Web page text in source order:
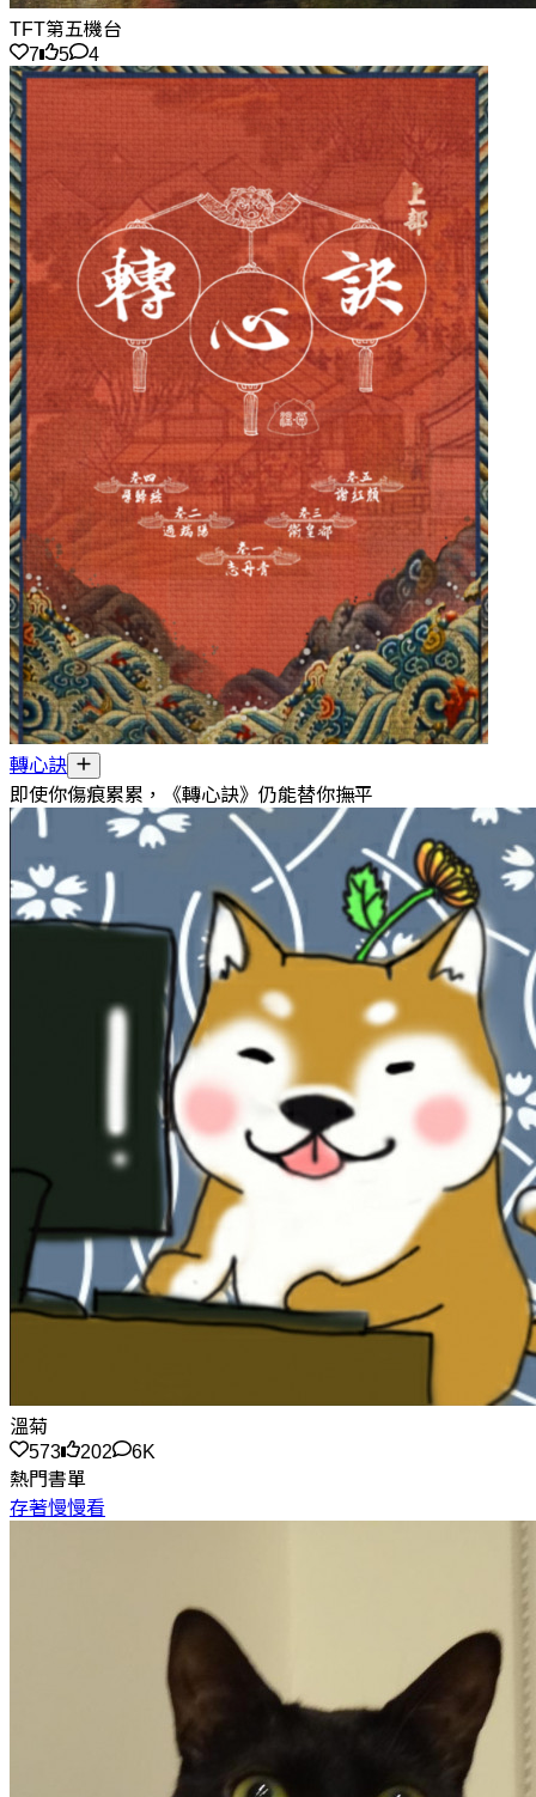
TFT第五機台
7
5 4
轉心訣
即使你傷痕累累，《轉心訣》仍能替你撫平
溫菊
573
202
6K
熱門書單
存著慢慢看